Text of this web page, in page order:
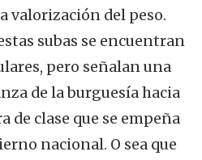
valorización del peso.
subas se encuentran
pero señalan una
de la burguesía hacia
de clase que se empeña
nacional. O sea que